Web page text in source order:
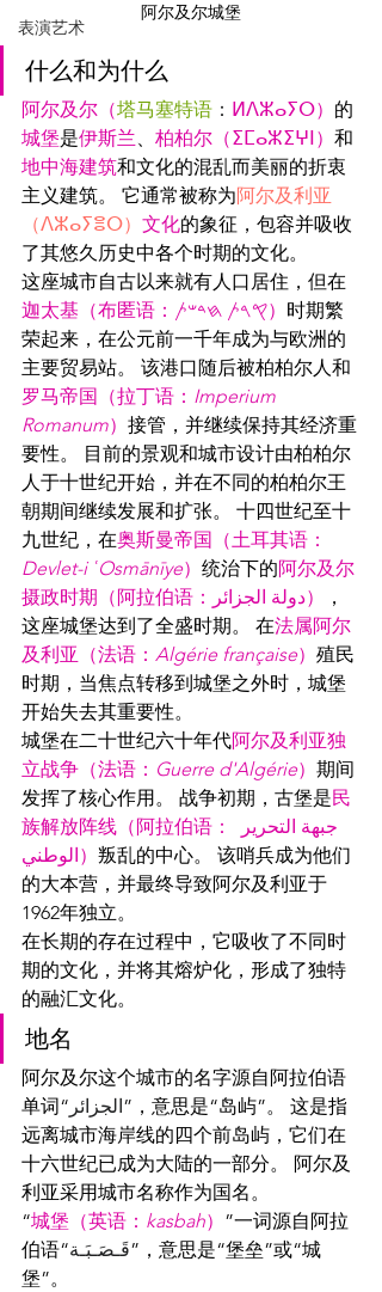
表演艺术
阿尔及尔城堡
什么和为什么
阿尔及尔（塔马塞特语 ： ⵍⴷⵣⴰⵢⵔ） 的
城堡是伊斯兰、 柏柏尔（ⵉⵎⴰⵣⵉⵖⵏ ） 和
地中海建筑和文化的混乱而美丽的折衷
主义建筑。 它通常被称为阿尔及利亚
（ⴷⵣⴰⵢⴻⵔ） 文化的象征，包容并吸收
了其悠久历史中各个时期的文化。
这座城市自古以来就有人口居住，但在
迦太基（布匿语：𐤒𐤓𐤕 𐤇𐤃𐤔𐤕） 时期繁
荣起来，在公元前一千年成为与欧洲的
主要贸易站。 该港口随后被柏柏尔人和
罗马帝国（拉丁语： Imperium
Romanum） 接管，并继续保持其经济重
要性。 目前的景观和城市设计由柏柏尔
人于十世纪开始，并在不同的柏柏尔王
朝期间继续发展和扩张。 十四世纪至十
九世纪，在奥斯曼帝国（土耳其语：
Devlet-i ʿOsmānīye） 统治下的阿尔及尔
摄政时期（阿拉伯语：دولة الجزائر）
，
这座城堡达到了全盛时期。 在法属阿尔
及利亚（法语： Algérie française） 殖民
时期，当焦点转移到城堡之外时，城堡
开始失去其重要性。
城堡在二十世纪六十年代阿尔及利亚独
立战争（法语： Guerre d'Algérie） 期间
发挥了核心作用。 战争初期，古堡是民
族解放阵线（阿拉伯语： جبهة التحرير
الوطني） 叛乱的中心。 该哨兵成为他们
的大本营，并最终导致阿尔及利亚于
1962年独立。
在长期的存在过程中，它吸收了不同时
期的文化，并将其熔炉化，形成了独特
的融汇文化。
地名
阿尔及尔这个城市的名字源自阿拉伯语
单词“ الجزائر ”，意思是“岛屿”。 这是指
远离城市海岸线的四个前岛屿，它们在
十六世纪已成为大陆的一部分。 阿尔及
利亚采用城市名称作为国名。
“城堡（英语： kasbah） ”一词源自阿拉
伯语“قَـصَـبَـة”，意思是“堡垒”或“城
堡”。